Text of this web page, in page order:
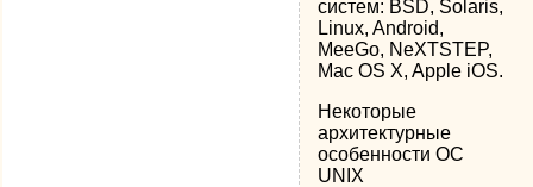
систем: BSD, Solaris,
Linux, Android,
MeeGo, NeXTSTEP,
Mac OS X, Apple iOS.
Некоторые
архитектурные
особенности ОС
UNIX